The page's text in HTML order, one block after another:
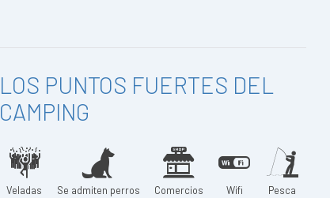
LOS PUNTOS FUERTES DEL
CAMPING
Veladas Se admiten perros Comercios Wifi Pesca